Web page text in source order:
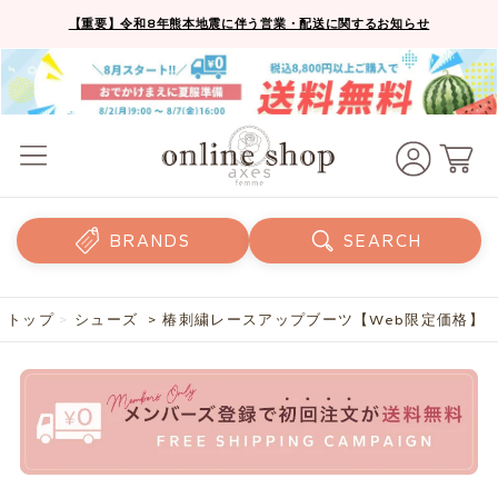
【重要】令和8年熊本地震に伴う営業・配送に関するお知らせ
BRANDS SEARCH
トップ > シューズ > 椿刺繍レースアップブーツ【Web限定価格】